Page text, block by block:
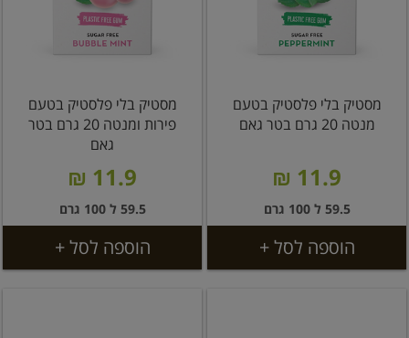
מסטיק בלי פלסטיק בטעם
מנטה 20 גרם בטר גאם
11.9 ₪
59.5 ל 100 גרם
הוספה לסל +
מסטיק בלי פלסטיק בטעם
פירות ומנטה 20 גרם בטר
גאם
11.9 ₪
59.5 ל 100 גרם
הוספה לסל +